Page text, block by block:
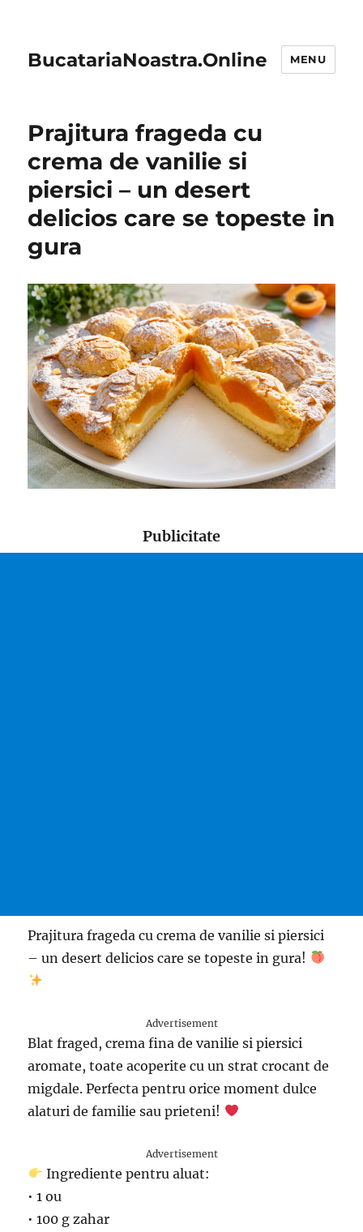
BucatariaNoastra.Online MENU
Prajitura frageda cu
crema de vanilie si
piersici – un desert
delicios care se topeste in
gura
Publicitate
Prajitura frageda cu crema de vanilie si piersici
– un desert delicios care se topeste in gura!
Advertisement
Blat fraged, crema fina de vanilie si piersici
aromate, toate acoperite cu un strat crocant de
migdale. Perfecta pentru orice moment dulce
alaturi de familie sau prieteni!
Advertisement
Ingrediente pentru aluat:
• 1 ou
• 100 g zahar